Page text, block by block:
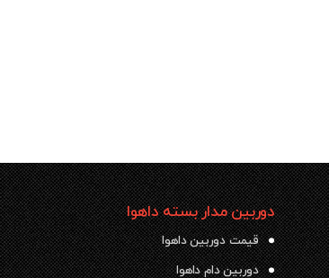
دوربین مدار بسته داهوا
قیمت دوربین داهوا
دوربین دام داهوا